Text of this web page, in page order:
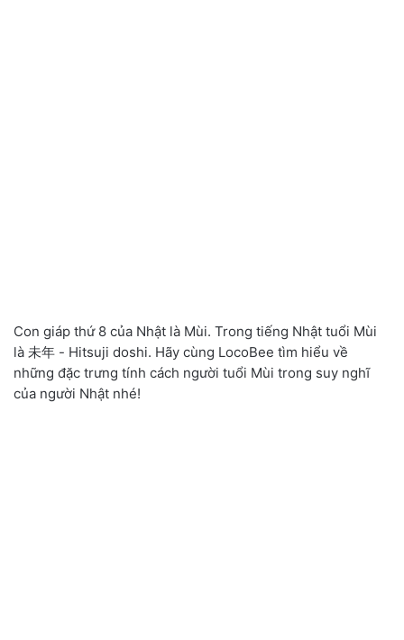
Con giáp thứ 8 của Nhật là Mùi. Trong tiếng Nhật tuổi Mùi
là 未年 - Hitsuji doshi. Hãy cùng LocoBee tìm hiểu về
những đặc trưng tính cách người tuổi Mùi trong suy nghĩ
của người Nhật nhé!